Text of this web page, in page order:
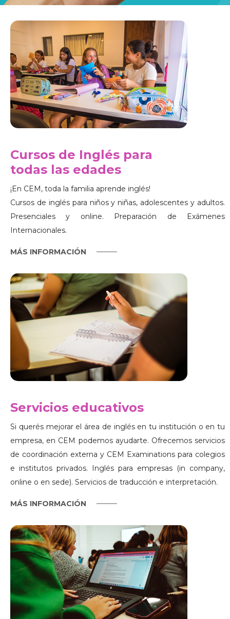
Cursos de Inglés para
todas las edades
¡En CEM, toda la familia aprende inglés!
Cursos de inglés para niños y niñas, adolescentes y adultos.
Presenciales y online. Preparación de Exámenes
Internacionales.
MÁS INFORMACIÓN
Servicios educativos
Si querés mejorar el área de inglés en tu institución o en tu
empresa, en CEM podemos ayudarte. Ofrecemos servicios
de coordinación externa y CEM Examinations para colegios
e institutos privados. Inglés para empresas (in company,
online o en sede). Servicios de traducción e interpretación.
MÁS INFORMACIÓN